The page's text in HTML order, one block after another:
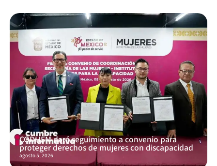
CODHEM dará seguimiento a convenio para
proteger derechos de mujeres con discapacidad
agosto 5, 2026